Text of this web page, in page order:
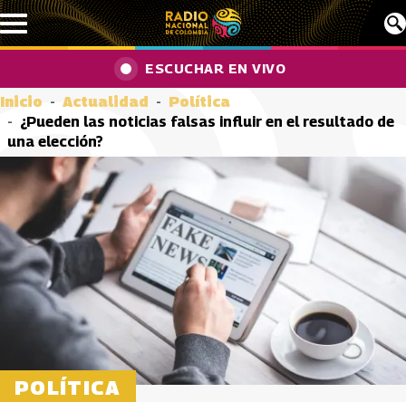
Pasar al contenido principal
ESCUCHAR EN VIVO
Inicio Actualidad
Política
¿Pueden las noticias falsas influir en el resultado de
una elección?
POLÍTICA